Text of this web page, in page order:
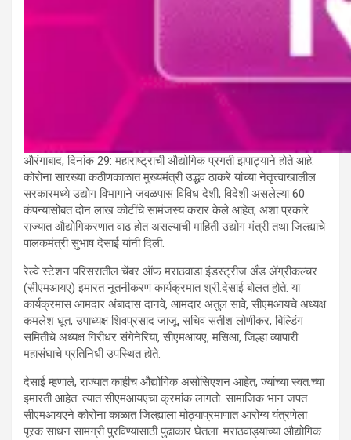
औरंगाबाद, दिनांक 29: महाराष्ट्राची औद्योगिक प्रगती झपाट्याने होते आहे.
कोरोना सारख्या कठीणकाळात मुख्यमंत्री उद्धव ठाकरे यांच्या नेतृत्त्वाखालील
सरकारमध्ये उद्योग विभागाने जवळपास विविध देशी, विदेशी असलेल्या 60
कंपन्यांसोबत दोन लाख कोटींचे सामंजस्य करार केले आहेत, अशा प्रकारे
राज्यात औद्योगिकरणात वाढ होत असल्याची माहिती उद्योग मंत्री तथा जिल्ह्याचे
पालकमंत्री सुभाष देसाई यांनी दिली.
रेल्वे स्टेशन परिसरातील चेंबर ऑफ मराठवाडा इंडस्ट्रीज अँड ॲग्रीकल्चर
(सीएमआयए) इमारत नूतनीकरण कार्यक्रमात श्री.देसाई बोलत होते. या
कार्यक्रमास आमदार अंबादास दानवे, आमदार अतुल सावे, सीएमआयचे अध्यक्ष
कमलेश धूत, उपाध्यक्ष शिवप्रसाद जाजू, सचिव सतीश लोणीकर, बिल्डिंग
समितीचे अध्यक्ष गिरीधर संगेनेरिया, सीएमआयए, मसिआ, जिल्हा व्यापारी
महासंघाचे प्रतिनिधी उपस्थित होते.
देसाई म्हणाले, राज्यात काहीच औद्योगिक असोसिएशन आहेत, ज्यांच्या स्वत:च्या
इमारती आहेत. त्यात सीएमआयएचा क्रमांक लागतो. सामाजिक भान जपत
सीएमआयएने कोरोना काळात जिल्ह्याला मोठ्याप्रमाणात आरोग्य यंत्रणेला
पूरक साधन सामग्री पुरविण्यासाठी पुढाकार घेतला. मराठवाड्याच्या औद्योगिक